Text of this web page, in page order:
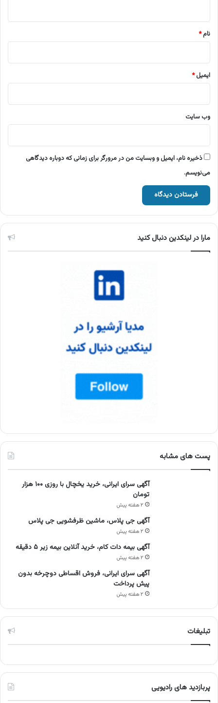
نام*
ایمیل*
وب‌ سایت
ذخیره نام، ایمیل و وبسایت من در مرورگر برای زمانی که دوباره دیدگاهی
می‌نویسم.
مارا در لینکدین دنبال کنید
پست های مشابه
آگهی سرای ایرانی، خرید یخچال با روزی ۱۰۰ هزار
تومان
۲ هفته پیش
آگهی جی پلاس، ماشین ظرفشویی جی پلاس
۲ هفته پیش
آگهی بیمه دات کام، خرید آنلاین بیمه زیر ۵ دقیقه
۲ هفته پیش
آگهی سرای ایرانی، فروش اقساطی دوچرخه بدون
پیش پرداخت
۲ هفته پیش
تبلیغات
پربازدید های رادیویی